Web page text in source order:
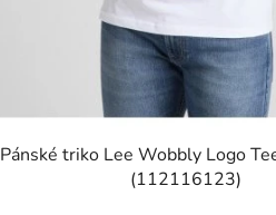
Pánské triko Lee Wobbly Logo
(112116123)